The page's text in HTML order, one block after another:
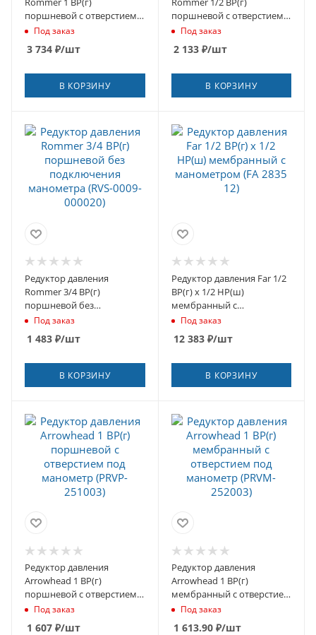
поршневой с отверстием
под манометр (RVS-0008-
000025)
Под заказ
3 734 ₽/шт
В КОРЗИНУ
поршневой с отверстием
под манометр (RVS-0008-
000015)
Под заказ
2 133₽/шт
В КОРЗИНУ
Редуктор давления
Rommer 3/4 ВР(г)
поршневой без
подключения манометра
Под заказ
1 483 ₽/шт
В КОРЗИНУ
Редуктор давления Far 1/2
ВР(г) х 1/2 НР(ш)
мембранный с
манометром (FA 2835 12)
Под заказ
12 383₽/шт
В КОРЗИНУ
Редуктор давления
Arrowhead 1 ВР(г)
поршневой с отверстием
под манометр (PRVP-
251003)
Под заказ
1 607 ₽/шт
Редуктор давления
Arrowhead 1 ВР(г)
мембранный с отверстием
под манометр (PRVM-
Под заказ
1 613.90₽/шт